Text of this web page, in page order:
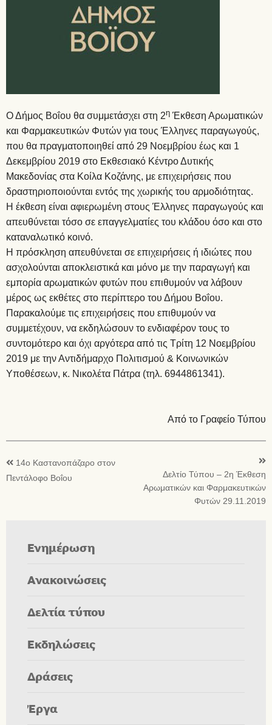
Ο Δήμος Βοΐου θα συμμετάσχει στη 2η Έκθεση Αρωματικών
και Φαρμακευτικών Φυτών για τους Έλληνες παραγωγούς,
που θα πραγματοποιηθεί από 29 Νοεμβρίου έως και 1
Δεκεμβρίου 2019 στο Εκθεσιακό Κέντρο Δυτικής
Μακεδονίας στα Κοίλα Κοζάνης, με επιχειρήσεις που
δραστηριοποιούνται εντός της χωρικής του αρμοδιότητας.
Η έκθεση είναι αφιερωμένη στους Έλληνες παραγωγούς και
απευθύνεται τόσο σε επαγγελματίες του κλάδου όσο και στο
καταναλωτικό κοινό.
Η πρόσκληση απευθύνεται σε επιχειρήσεις ή ιδιώτες που
ασχολούνται αποκλειστικά και μόνο με την παραγωγή και
εμπορία αρωματικών φυτών που επιθυμούν να λάβουν
μέρος ως εκθέτες στο περίπτερο του Δήμου Βοΐου.
Παρακαλούμε τις επιχειρήσεις που επιθυμούν να
συμμετέχουν, να εκδηλώσουν το ενδιαφέρον τους το
συντομότερο και όχι αργότερα από τις Τρίτη 12 Νοεμβρίου
2019 με την Αντιδήμαρχο Πολιτισμού & Κοινωνικών
Υποθέσεων, κ. Νικολέτα Πάτρα (τηλ. 6944861341).
Από το Γραφείο Τύπου
14o Καστανοπάζαρο στον
Πεντάλοφο Βοΐου
Δελτίο Τύπου – 2η Έκθεση
Αρωματικών και Φαρμακευτικών
Φυτών 29.11.2019
Ενημέρωση
Ανακοινώσεις
Δελτία τύπου
Εκδηλώσεις
Δράσεις
Έργα